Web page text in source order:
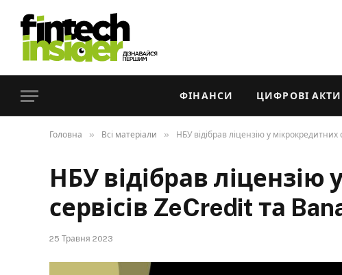
ФІНАНСИ ЦИФРОВІ
Головна » Всі матеріали » НБУ відібрав ліцензію у
НБУ відібрав
сервісів ZeCredit та
25 Травня 2023